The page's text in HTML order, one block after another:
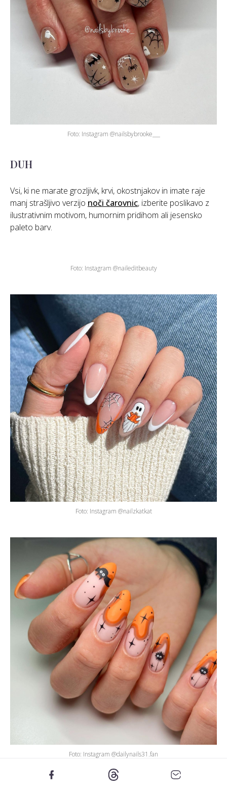
Foto: Instagram @nailsbybrooke___
DUH
Vsi, ki ne marate grozljivk, krvi, okostnjakov in imate raje
manj strašljivo verzijo noči čarovnic, izberite poslikavo z
ilustrativnim motivom, humornim pridihom ali jesensko
paleto barv.
Foto: Instagram @naileditbeauty
Foto: Instagram @nailzkatkat
Foto: Instagram @dailynails31.fan